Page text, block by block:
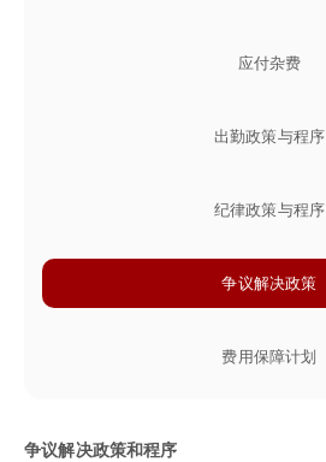
应付杂费
出勤政策与程序
纪律政策与程序
争议解决政策
费用保障计划
争议解决政策和程序